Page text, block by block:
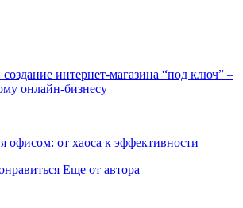
интернет-магазина “под ключ” –
онлайн-бизнесу
офисом: от хаоса к эффективности
Еще от автора